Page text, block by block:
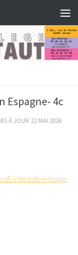
Espagne- 4c
À JOUR 22 MAI 2026
interactive-image-